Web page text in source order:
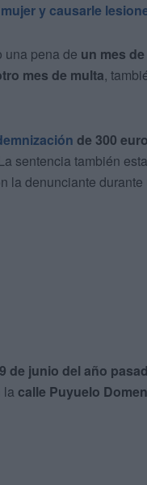
y causarle
una pena de un mes
mes de multa,
de 300
sentencia también
la denunciante
de junio del año
la calle Puyuelo